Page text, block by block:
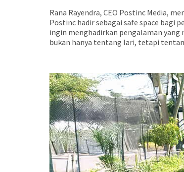
Rana Rayendra, CEO Postinc Media,
Postinc hadir sebagai safe space bagi
ingin menghadirkan pengalaman
bukan hanya tentang lari, tetapi